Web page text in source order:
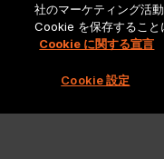
社のマーケティング活
Cookie を保存すること
Cookie に関する宣言
Cookie 設定